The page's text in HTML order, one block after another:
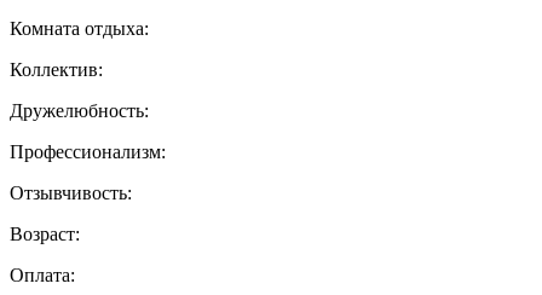
Комната отдыха:
Коллектив:
Дружелюбность:
Профессионализм:
Отзывчивость:
Возраст:
Оплата: